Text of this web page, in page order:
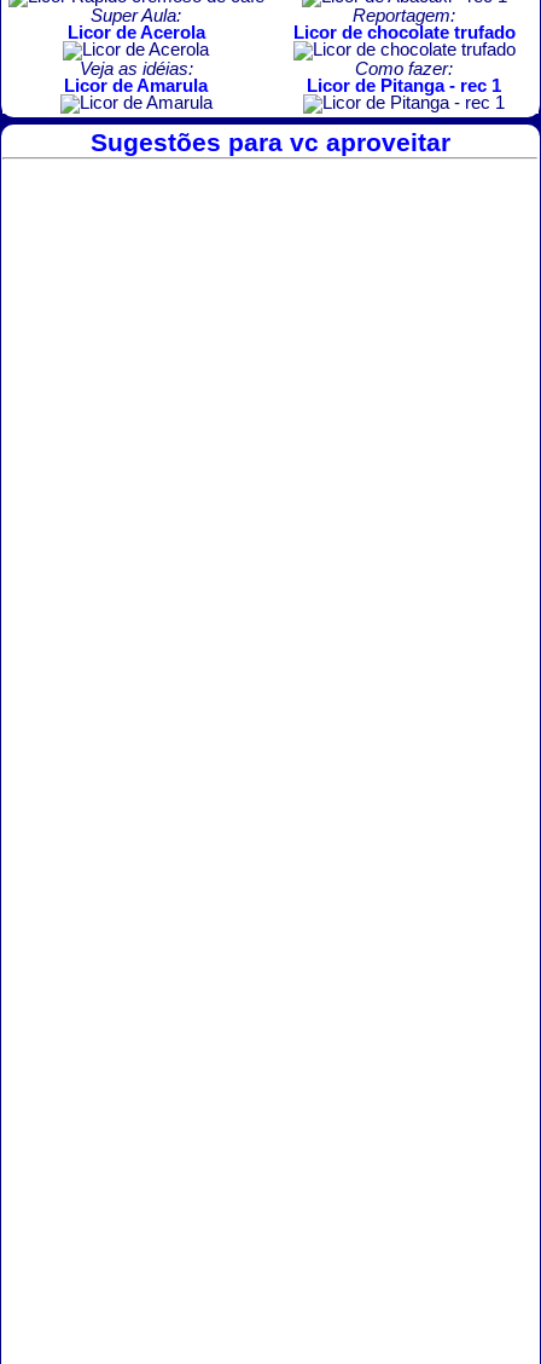
Super Aula:
Licor de Acerola
Reportagem:
Licor de chocolate trufado
Veja as idéias:
Licor de Amarula
Como fazer:
Licor de Pitanga - rec 1
Sugestões para vc aproveitar